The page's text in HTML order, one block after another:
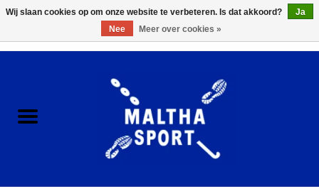
ACCESSOIRES/HARDWARE
KLEDING
Wij slaan cookies op om onze website te verbeteren. Is dat akkoord?
Ja
Nee
Meer over cookies »